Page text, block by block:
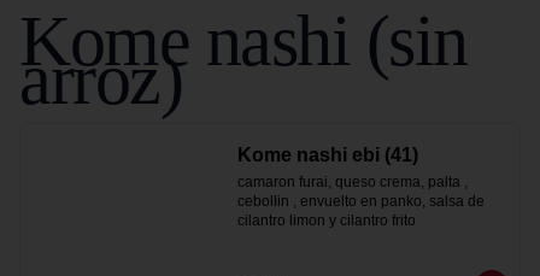
Kome nashi (sin
arroz)
Kome nashi ebi (41)
camaron furai, queso crema, palta ,
cebollin , envuelto en panko, salsa de
cilantro limon y cilantro frito